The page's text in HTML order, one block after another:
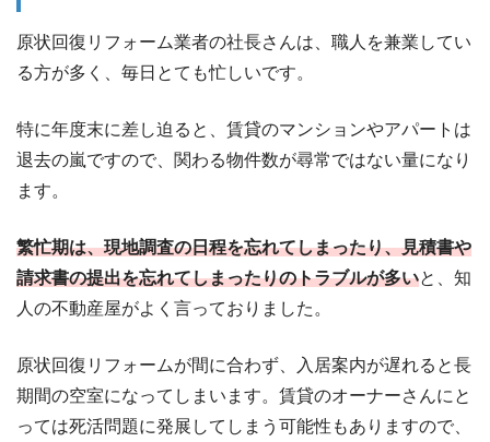
原状回復リフォーム業者の社長さんは、職人を兼業してい
る方が多く、毎日とても忙しいです。
特に年度末に差し迫ると、賃貸のマンションやアパートは
退去の嵐ですので、関わる物件数が尋常ではない量になり
ます。
繁忙期は、現地調査の日程を忘れてしまったり、見積書や
請求書の提出を忘れてしまったりのトラブルが多いと、知
人の不動産屋がよく言っておりました。
原状回復リフォームが間に合わず、入居案内が遅れると長
期間の空室になってしまいます。賃貸のオーナーさんにと
っては死活問題に発展してしまう可能性もありますので、